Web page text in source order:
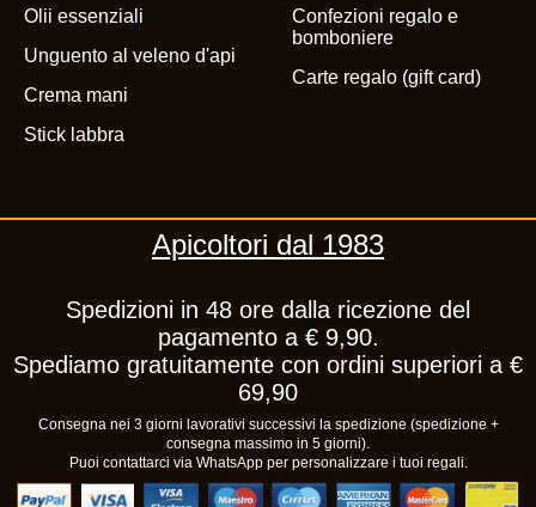
Olii essenziali
Unguento al veleno d'api
Crema mani
Stick labbra
Confezioni regalo e
bomboniere
Carte regalo (gift card)
Apicoltori dal 1983
Spedizioni in 48 ore dalla ricezione del
pagamento a € 9,90.
Spediamo gratuitamente con ordini superiori a €
69,90
Consegna nei 3 giorni lavorativi successivi la spedizione (spedizione +
consegna massimo in 5 giorni).
Puoi contattarci via WhatsApp per personalizzare i tuoi regali.